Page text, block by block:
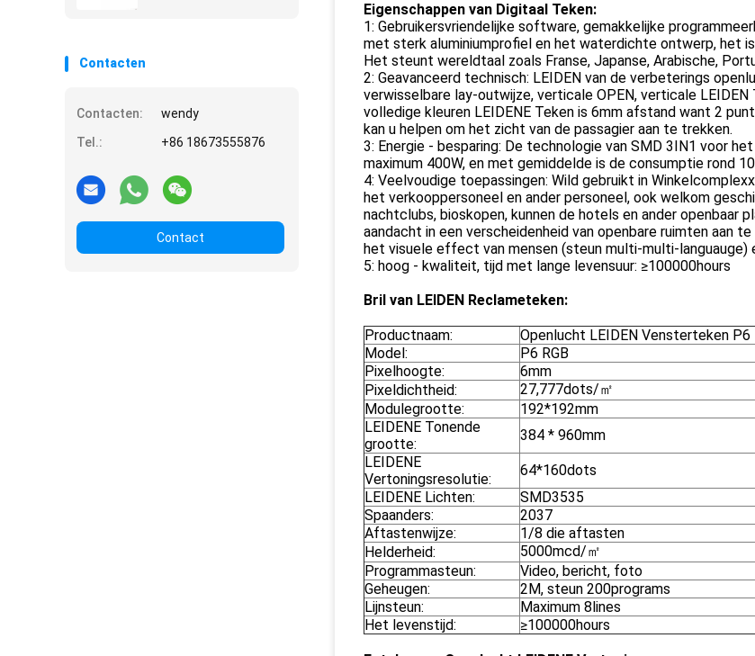
Contacten
Contacten:
wendy
Tel.:
+86 18673555876
Contact
Eigenschappen van Digitaal Teken:
1: Gebruikersvriendelijke software, gemakkelijke
met sterk aluminiumprofiel en het waterdichte ontwerp, het
Het steunt wereldtaal zoals Franse, Japanse, Arabische,
2: Geavanceerd technisch: LEIDEN van de verbeterings
verwisselbare lay-outwijze, verticale OPEN, verticale LEIDEN
volledige kleuren LEIDENE Teken is 6mm afstand want 2
kan u helpen om het zicht van de passagier aan te trekken.
3: Energie - besparing: De technologie van SMD 3IN1 voor
maximum 400W, en met gemiddelde is de consumptie rond
4: Veelvoudige toepassingen: Wild gebruikt in
het verkooppersoneel en ander personeel, ook welkom
nachtclubs, bioskopen, kunnen de hotels en ander openbaar
aandacht in een verscheidenheid van openbare ruimten aan
het visuele effect van mensen (steun multi-multi-
5: hoog - kwaliteit, tijd met lange levensuur: ≥100000hours
Bril van LEIDEN Reclameteken:
Productnaam:
Openlucht LEIDEN Vensterteken P6
Model:
P6 RGB
Pixelhoogte:
6mm
Pixeldichtheid:
27,777dots/㎡
Modulegrootte:
192*192mm
LEIDENE Tonende
grootte:
384 * 960mm
LEIDENE
Vertoningsresolutie:
64*160dots
LEIDENE Lichten:
SMD3535
Spaanders:
2037
Aftastenwijze:
1/8 die aftasten
Helderheid:
5000mcd/㎡
Programmasteun:
Video, bericht, foto
Geheugen:
2M, steun 200programs
Lijnsteun:
Maximum 8lines
Het levenstijd:
≥100000hours